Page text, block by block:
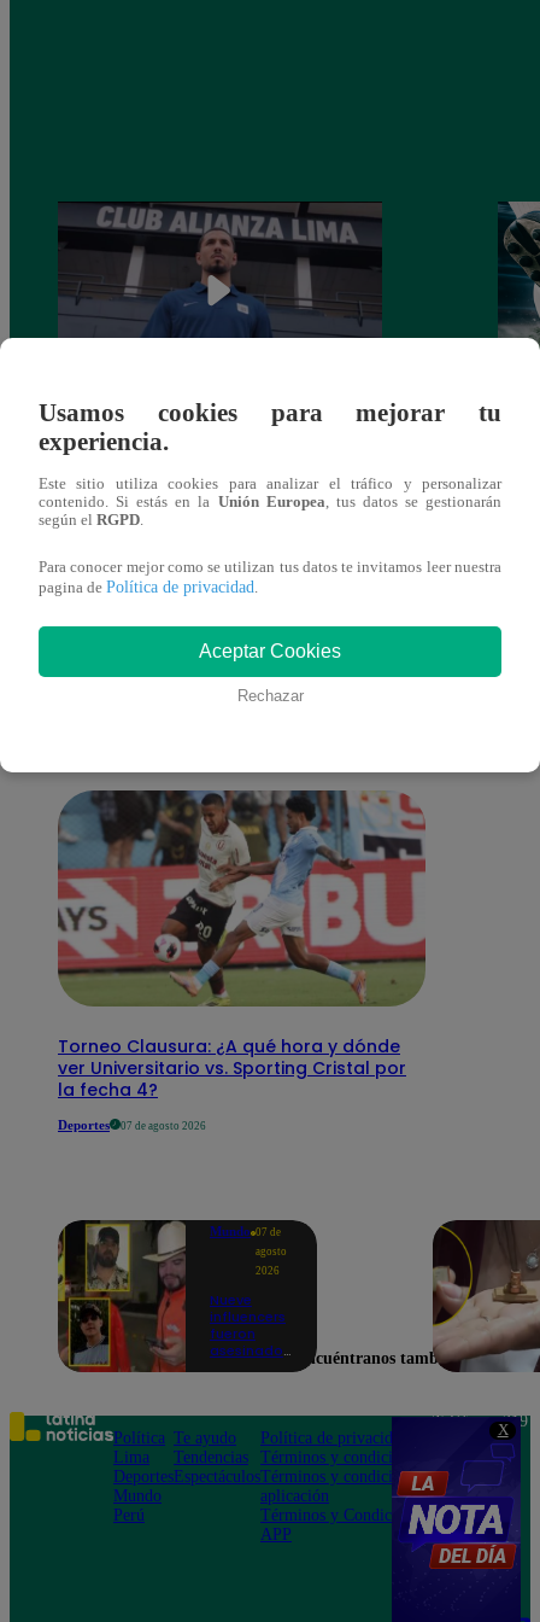
X
Alianza Lima: así anunció a Sergio Peña
como nuevo fichaje para el Torneo
Clausura 2025
También te puede
interesar
Torneo Clausura: ¿A qué hora y dónde
ver Universitario vs. Sporting Cristal por
la fecha 4?
Deportes 07 de agosto 2026
Mundo 07 de
agosto
2026
Nueve
influencers
fueron
asesinados
el Cártel de
Sinaloa
Usamos cookies para mejorar tu
experiencia.
Este sitio utiliza cookies para analizar el tráfico y personalizar
contenido. Si estás en la Unión Europea , tus datos se gestionarán
según el RGPD
Para conocer mejor como se utilizan tus datos te invitamos leer nuestra
pagina de Política de privacidad
Aceptar Cookies
Rechazar
Encuéntranos también en
Política
Lima
Deportes
Mundo
Perú
Te ayudo
Tendencias
Espectáculos
Política de privacidad
Términos y condiciones
Términos y condiciones
aplicación
Términos y Condiciones
APP
Teléfono: 219
Av. San
Felipe 968
Jesús María